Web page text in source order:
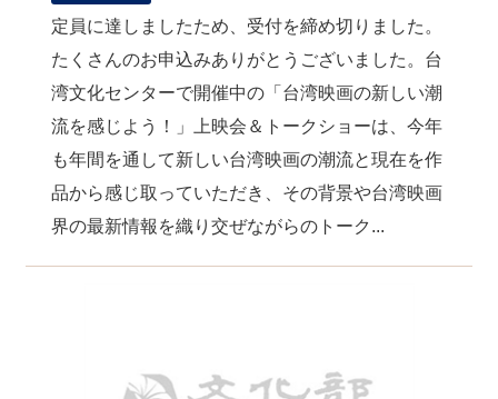
定員に達しましたため、受付を締め切りました。
たくさんのお申込みありがとうございました。台
湾文化センターで開催中の「台湾映画の新しい潮
流を感じよう！」上映会＆トークショーは、今年
も年間を通して新しい台湾映画の潮流と現在を作
品から感じ取っていただき、その背景や台湾映画
界の最新情報を織り交ぜながらのトーク...